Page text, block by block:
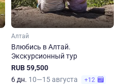
Алтай
Влюбись в Алтай.
Экскурсионный тур
RUB 59,500
6 дн. 10—15 августа +12